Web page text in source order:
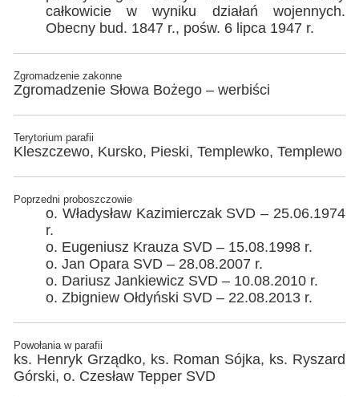
całkowicie w wyniku działań wojennych.
Obecny bud. 1847 r., pośw. 6 lipca 1947 r.
Zgromadzenie zakonne
Zgromadzenie Słowa Bożego – werbiści
Terytorium parafii
Kleszczewo, Kursko, Pieski, Templewko, Templewo
Poprzedni proboszczowie
o. Władysław Kazimierczak SVD – 25.06.1974
r.
o. Eugeniusz Krauza SVD – 15.08.1998 r.
o. Jan Opara SVD – 28.08.2007 r.
o. Dariusz Jankiewicz SVD – 10.08.2010 r.
o. Zbigniew Ołdyński SVD – 22.08.2013 r.
Powołania w parafii
ks. Henryk Grządko, ks. Roman Sójka, ks. Ryszard
Górski, o. Czesław Tepper SVD